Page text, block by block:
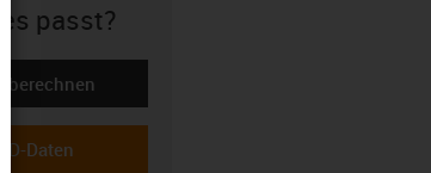
passt?
berechnen
Daten